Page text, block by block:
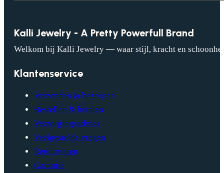
Kalli Jewelry - A Pretty Powerfull Brand
Welkom bij Kalli Jewelry — waar stijl, kracht en
Klantenservice
Verzenden & bezorgen
Bestellen & betalen
Verzorgingsadvies
Veelgestelde vragen
Retourneren
Garantie